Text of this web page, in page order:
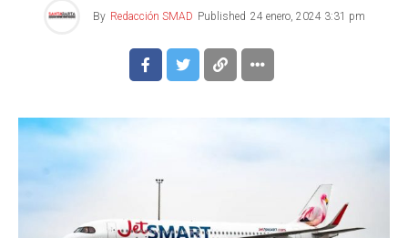
By Redacción SMAD Published 24 enero, 2024 3:31 pm